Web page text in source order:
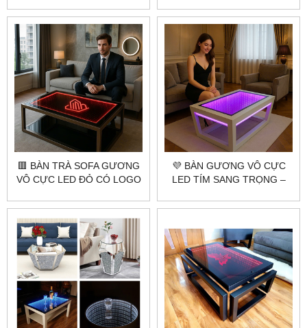
PHONG CÁCH RIÊNG CHO
KHÔNG GIAN SỐNG
TRỌNG, TINH TẾ, BỀN ĐẸP
🟥 BÀN TRÀ SOFA GƯƠNG
VÔ CỰC LED ĐỎ CÓ LOGO
ĐỘC QUYỀN
💜 BÀN GƯƠNG VÔ CỰC
LED TÍM SANG TRỌNG –
THEO YÊU CẦU